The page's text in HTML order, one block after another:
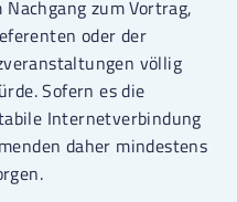
zum Vortrag,
oder der
völlig
Sofern es die
Internetverbindung
daher mindestens